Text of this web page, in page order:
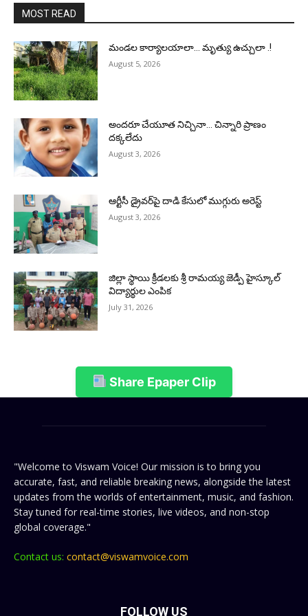
MOST READ
మండల కార్యాలయాలా… మృత్యు ఉచ్చులా .!
August 5, 2026
అందరూ చేయూత నిచ్చినా… చిన్నారి ప్రాణం
దక్కలేదు
August 3, 2026
ఆర్టీసీ డ్రైవర్‌పై దాడి కేసులో ముగ్గురు అరెస్ట్
August 3, 2026
జిల్లా స్థాయి క్రీడలకు శ్రీ రామయ్య జెడ్పీ హైస్కూల్
విద్యార్థుల ఎంపిక
July 31, 2026
Share Epaper Clip
"Welcome to Viswam Voice! Our mission is to bring you
accurate, fast, and reliable breaking news, alongside the latest
updates from the worlds of entertainment, music, and fashion.
Stay tuned for real-time stories, live videos, and non-stop
global coverage."
Contact us: contact@viswamvoice.com
FOLLOW US